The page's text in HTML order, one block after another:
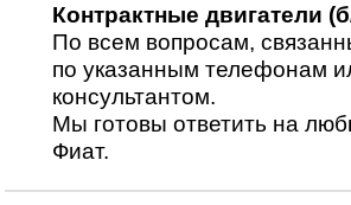
Контрактные двигатели
По всем вопросам,
по указанным телефонам
консультантом.
Мы готовы ответить на
Фиат.